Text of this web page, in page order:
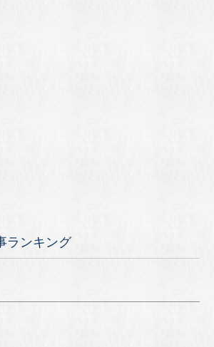
ランキング